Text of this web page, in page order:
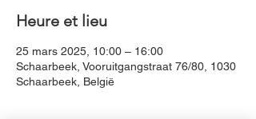
Heure et lieu
25 mars 2025, 10:00 – 16:00
Schaarbeek, Vooruitgangstraat 76/80, 1030
Schaarbeek, België